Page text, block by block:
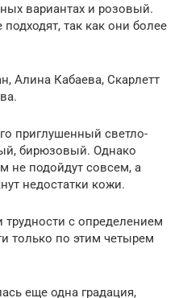
вариантах и розовый.
так как они более
Алина Кабаева, Скарлетт
приглушенный светло-
бирюзовый. Однако
не подойдут совсем, а
недостатки кожи.
с определением
только по этим четырем
еще одна градация,